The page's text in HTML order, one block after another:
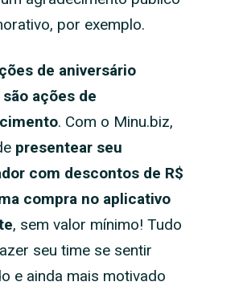
por exemplo.
de aniversário
ações de
. Com o Minu.biz,
presentear seu
com descontos de R$
compra no aplicativo
, sem valor mínimo! Tudo
seu time se sentir
e ainda mais motivado